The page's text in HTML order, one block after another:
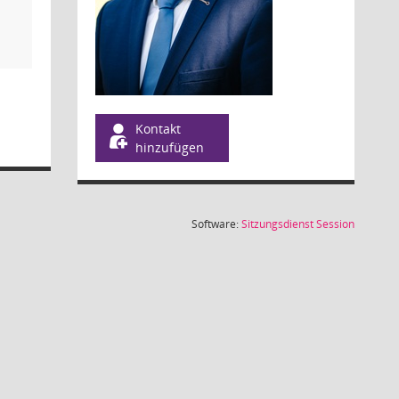
Kontakt
hinzufügen
Software:SitzungsdienstSession(Wird in